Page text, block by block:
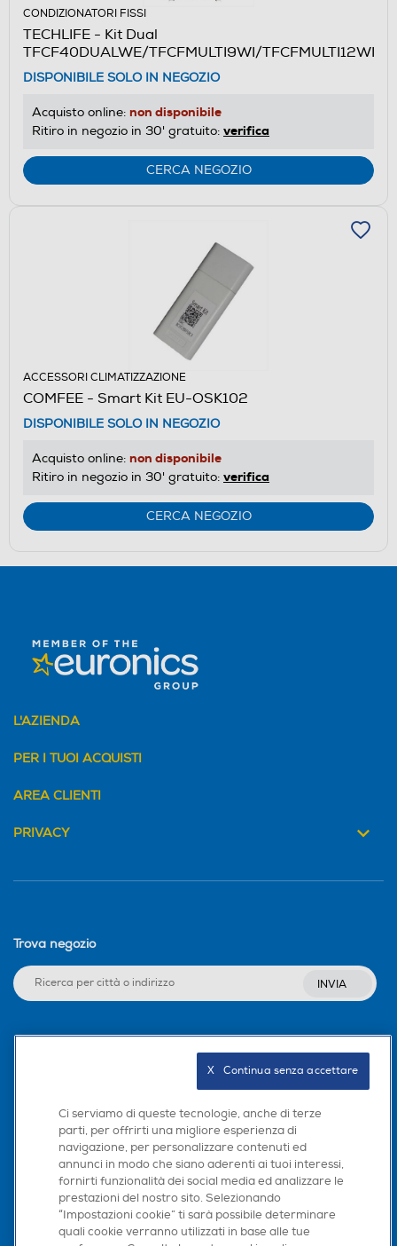
CONDIZIONATORI FISSI
TECHLIFE - Kit Dual
TFCF40DUALWE/TFCFMULTI9WI/TFCFMULTI12WI
DISPONIBILE SOLO IN NEGOZIO
Acquisto online: non disponibile
Ritiro in negozio in 30' gratuito: verifica
CERCA NEGOZIO
ACCESSORI CLIMATIZZAZIONE
COMFEE - Smart Kit EU-OSK102
DISPONIBILE SOLO IN NEGOZIO
Acquisto online: non disponibile
Ritiro in negozio in 30' gratuito: verifica
CERCA NEGOZIO
L'AZIENDA
PER I TUOI ACQUISTI
AREA CLIENTI
PRIVACY
Trova negozio
INVIA
Scarica la nostra app
Ci serviamo di queste tecnologie, anche di terze
parti, per offrirti una migliore esperienza di
navigazione, per personalizzare contenuti ed
annunci in modo che siano aderenti ai tuoi interessi,
fornirti funzionalità dei social media ed analizzare le
prestazioni del nostro sito. Selezionando
“Impostazioni cookie” ti sarà possibile determinare
quali cookie verranno utilizzati in base alle tue
X   Continua senza accettare